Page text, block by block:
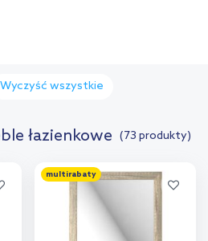
łazienkowe (73 produkty)
Wyczyść wszystkie
multirabaty